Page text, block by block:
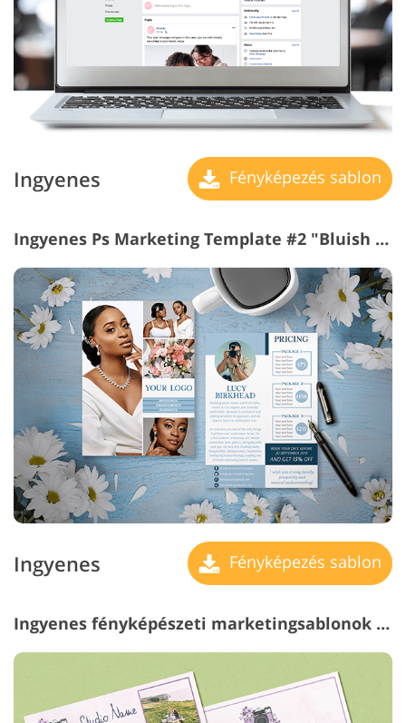
Ingyenes Fényképezés sablon
Ingyenes Ps Marketing Template #2 "Bluish Price List"
Ingyenes Fényképezés sablon
Ingyenes fényképészeti marketingsablonok #3 "Lilac"